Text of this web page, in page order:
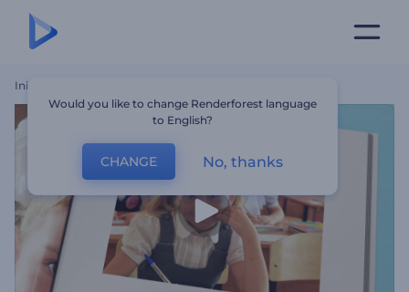
Inicio
Would you like to change Renderforest language
to English?
CHANGE No, thanks